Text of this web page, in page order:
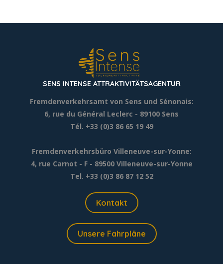
SENS INTENSE ATTRAKTIVITÄTSAGENTUR
Fremdenverkehrsamt von Sens und Sénonais:
6, rue du Général Leclerc - 89100 Sens
Tél. +33 (0)3 86 65 19 49
Fremdenverkehrsbüro Villeneuve-sur-Yonne:
4, rue Carnot - F - 89500 Villeneuve-sur-Yonne
Tel. +33 (0)3 86 87 12 52
Kontakt
Unsere Fahrpläne